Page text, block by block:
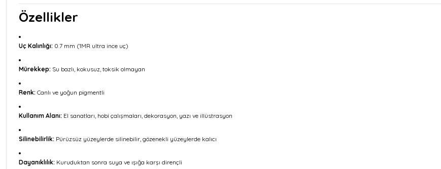
Özellikler
Uç Kalınlığı: 0.7 mm (1MR ultra ince uç)
Mürekkep: Su bazlı, kokusuz, toksik olmayan
Renk: Canlı ve yoğun pigmentli
Kullanım Alanı: El sanatları, hobi çalışmaları, dekorasyon, yazı ve illüstrasyon
Silinebilirlik: Pürüzsüz yüzeylerde silinebilir, gözenekli yüzeylerde kalıcı
Dayanıklılık: Kuruduktan sonra suya ve ışığa karşı dirençli